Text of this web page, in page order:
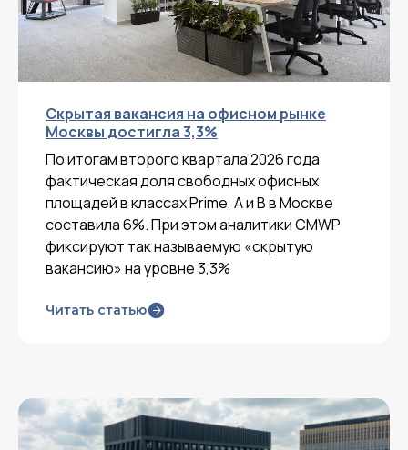
Скрытая вакансия на офисном рынке
Москвы достигла 3,3%
По итогам второго квартала 2026 года
фактическая доля свободных офисных
площадей в классах Prime, A и B в Москве
составила 6%. При этом аналитики CMWP
фиксируют так называемую «скрытую
вакансию» на уровне 3,3%
Читать статью